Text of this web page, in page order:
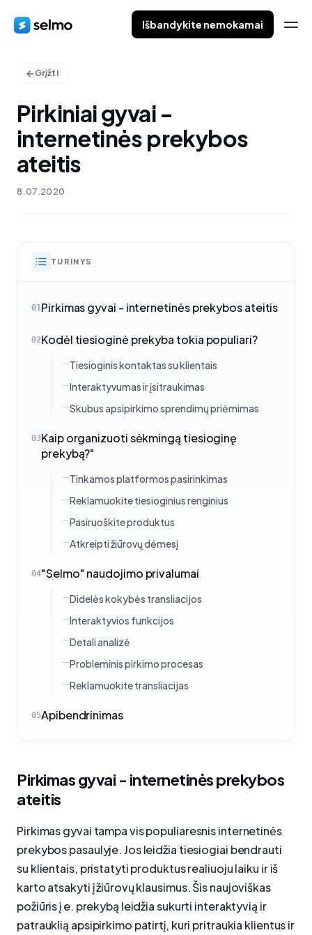
Išbandykite nemokamai
Grįžti
Pirkiniai gyvai -
internetinės prekybos
ateitis
8.07.2020
TURINYS
01Pirkimas gyvai - internetinės prekybos ateitis
02Kodėl tiesioginė prekyba tokia populiari?
Tiesioginis kontaktas su klientais
Interaktyvumas ir įsitraukimas
Skubus apsipirkimo sprendimų priėmimas
03Kaip organizuoti sėkmingą tiesioginę
prekybą?"
Tinkamos platformos pasirinkimas
Reklamuokite tiesioginius renginius
Pasiruoškite produktus
Atkreipti žiūrovų dėmesį
04"Selmo" naudojimo privalumai
Didelės kokybės transliacijos
Interaktyvios funkcijos
Detali analizė
Probleminis pirkimo procesas
Reklamuokite transliacijas
05Apibendrinimas
Pirkimas gyvai - internetinės prekybos
ateitis
Pirkimas gyvai tampa vis populiaresnis internetinės
prekybos pasaulyje. Jos leidžia tiesiogiai bendrauti
su klientais, pristatyti produktus realiuoju laiku ir iš
karto atsakyti į žiūrovų klausimus. Šis naujoviškas
požiūris į e. prekybą leidžia sukurti interaktyvią ir
patrauklią apsipirkimo patirtį, kuri pritraukia klientus ir